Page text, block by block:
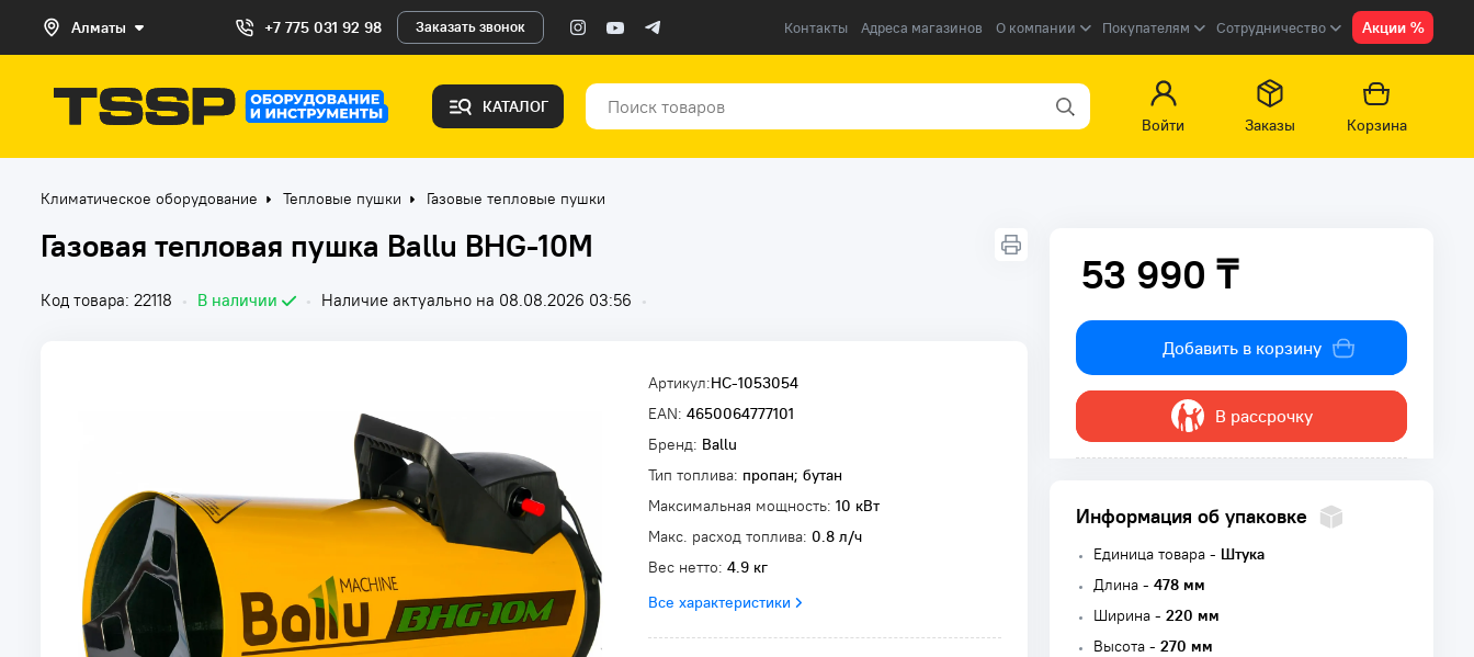
Алматы +7 775 031 92 98 Заказать звонок Контакты Адреса магазинов О компании Покупателям Сотрудничество Акции %
КАТАЛОГ
Войти
Заказы Корзина
Климатическое оборудование Тепловые пушки Газовые тепловые пушки
Газовая тепловая пушка Ballu BHG-10M
Код товара: 22118 • В наличии • Наличие актуально на 08.08.2026 03:56 •
Артикул:НС-1053054
EAN: 4650064777101
Бренд: Ballu
Тип топлива: пропан; бутан
Максимальная мощность: 10 кВт
Макс. расход топлива: 0.8 л/ч
Вес нетто: 4.9 кг
Все характеристики
53 990 ₸
53 990 ₸
Добавить в корзину
В рассрочку
Информация об упаковке
Единица товара - Штука
Длина - 478 мм
Ширина - 220 мм
Высота - 270 мм